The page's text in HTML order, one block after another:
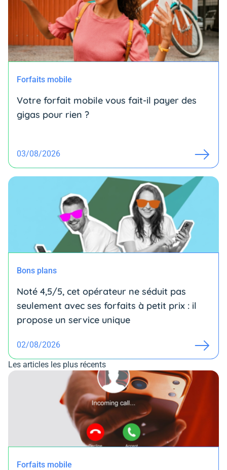
Forfaits mobile
Votre forfait mobile vous fait-il payer des
gigas pour rien ?
03/08/2026
Bons plans
Noté 4,5/5, cet opérateur ne séduit pas
seulement avec ses forfaits à petit prix : il
propose un service unique
02/08/2026
Les articles les plus récents
Forfaits mobile